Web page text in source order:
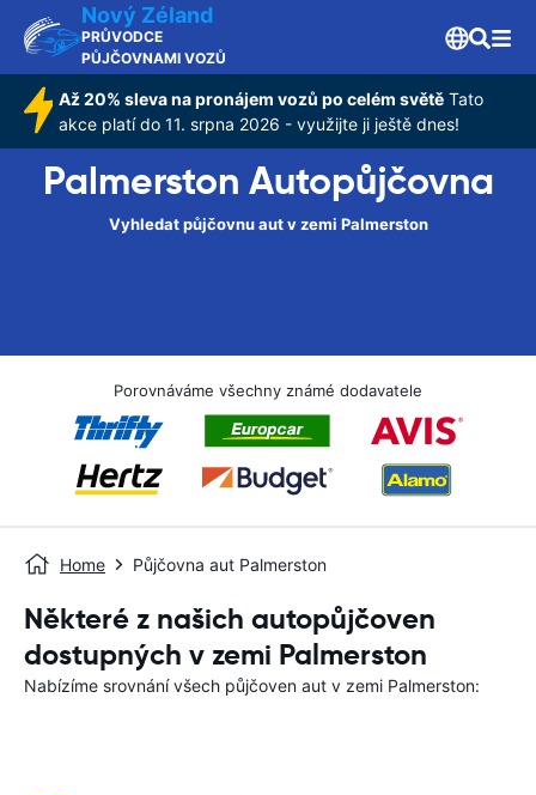
Nový Zéland
PRŮVODCE
PŮJČOVNAMI VOZŮ
Až 20% sleva na pronájem vozů po celém světě Tato
akce platí do 11. srpna 2026 - využijte ji ještě dnes!
Palmerston Autopůjčovna
Vyhledat půjčovnu aut v zemi Palmerston
Porovnáváme všechny známé dodavatele
Home Půjčovna aut Palmerston
Některé z našich autopůjčoven
dostupných v zemi Palmerston
Nabízíme srovnání všech půjčoven aut v zemi Palmerston: